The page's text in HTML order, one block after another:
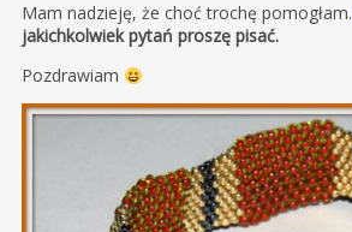
Mam nadzieję, że choć trochę pomogłam.
jakichkolwiek pytań proszę pisać.
Pozdrawiam